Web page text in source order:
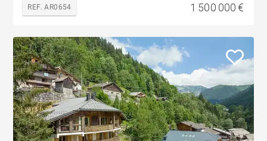
REF. AR0654 1 500 000 €